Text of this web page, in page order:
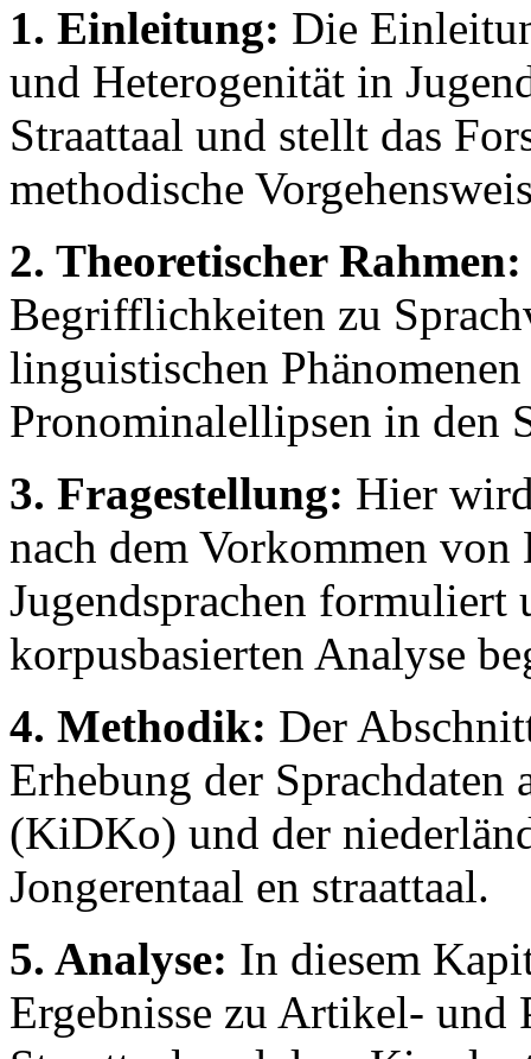
1. Einleitung: Die
und Heterogenität in
Straattaal und stellt das
methodische
2. Theoretischer Rahmen:
Begrifflichkeiten zu
linguistischen
Pronominalellipsen in den
3. Fragestellung: Hier
nach dem Vorkommen
Jugendsprachen formuliert
korpusbasierten Analyse
4. Methodik: Der
Erhebung der
(KiDKo) und der
Jongerentaal en straattaal.
5. Analyse: In diesem
Ergebnisse zu Artikel- und